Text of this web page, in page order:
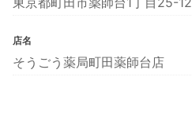
店名
そうごう薬局町田薬師台店